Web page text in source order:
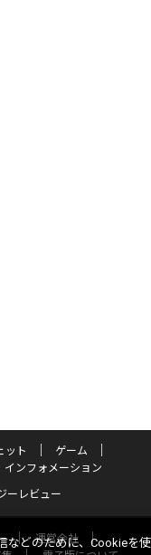
ット
ゲーム
インフォメーション
ーレビュー
運営会社
などのために、Cookieを